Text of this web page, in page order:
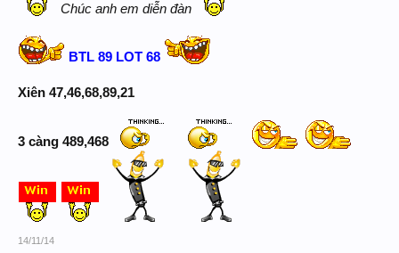
Chúc anh em diễn đàn
BTL 89 LOT 68
Xiên 47,46,68,89,21
3 càng 489,468
14/11/14